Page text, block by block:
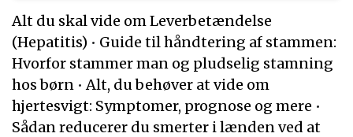
Alt du skal vide om Leverbetændelse
(Hepatitis) • Guide til håndtering af stammen:
Hvorfor stammer man og pludselig stamning
hos børn •Alt, du behøver at vide om
hjertesvigt: Symptomer, prognose og mere •
Sådan reducerer du smerter i lænden ved at